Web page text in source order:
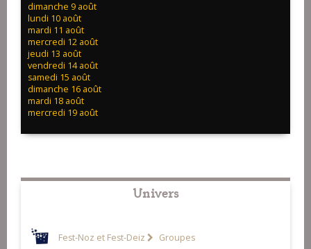
dimanche 9 août
lundi 10 août
mardi 11 août
mercredi 12 août
jeudi 13 août
vendredi 14 août
samedi 15 août
dimanche 16 août
mardi 18 août
mercredi 19 août
Univers
Fest-Noz et Fest-Deiz Groupes